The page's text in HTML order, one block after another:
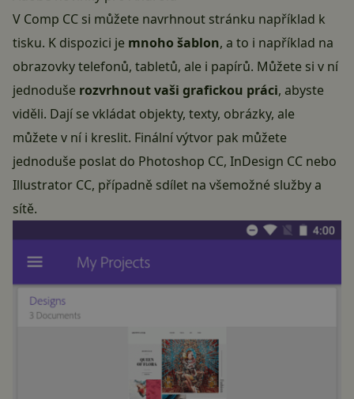
V Comp CC si můžete navrhnout stránku například k
tisku. K dispozici je mnoho šablon, a to i například na
obrazovky telefonů, tabletů, ale i papírů. Můžete si v ní
jednoduše rozvrhnout vaši grafickou práci, abyste
viděli. Dají se vkládat objekty, texty, obrázky, ale
můžete v ní i kreslit. Finální výtvor pak můžete
jednoduše poslat do Photoshop CC, InDesign CC nebo
Illustrator CC, případně sdílet na všemožné služby a
sítě.